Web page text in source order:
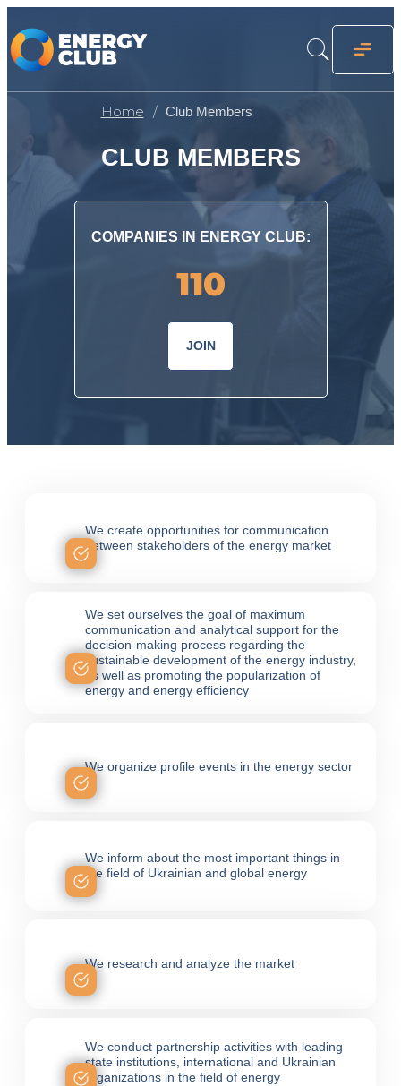
Home Club Members
CLUB MEMBERS
COMPANIES IN ENERGY CLUB:
110
JOIN
We create opportunities for communication
between stakeholders of the energy market
We set ourselves the goal of maximum
communication and analytical support for the
decision-making process regarding the
sustainable development of the energy industry,
as well as promoting the popularization of
energy and energy efficiency
We organize profile events in the energy sector
We inform about the most important things in
the field of Ukrainian and global energy
We research and analyze the market
We conduct partnership activities with leading
state institutions, international and Ukrainian
organizations in the field of energy